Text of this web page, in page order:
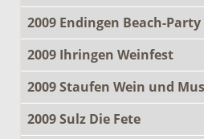
2009 Endingen Beach-Party
2009 Ihringen Weinfest
2009 Staufen Wein und
2009 Sulz Die Fete